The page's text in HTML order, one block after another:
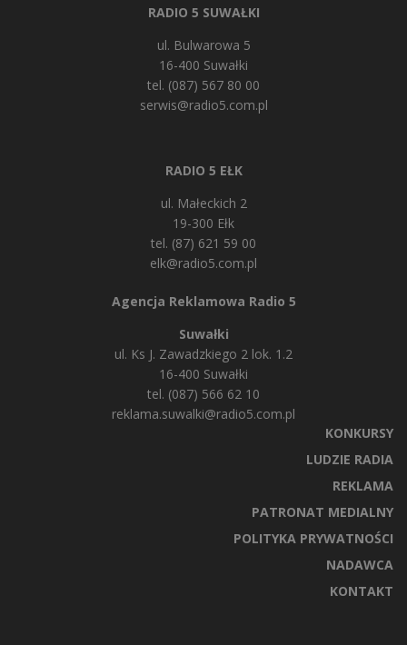
RADIO 5 SUWAŁKI
ul. Bulwarowa 5
16-400 Suwałki
tel. (087) 567 80 00
serwis@radio5.com.pl
RADIO 5 EŁK
ul. Małeckich 2
19-300 Ełk
tel. (87) 621 59 00
elk@radio5.com.pl
Agencja Reklamowa Radio 5
Suwałki
ul. Ks J. Zawadzkiego 2 lok. 1.2
16-400 Suwałki
tel. (087) 566 62 10
reklama.suwalki@radio5.com.pl
KONKURSY
LUDZIE RADIA
REKLAMA
PATRONAT MEDIALNY
POLITYKA PRYWATNOŚCI
NADAWCA
KONTAKT